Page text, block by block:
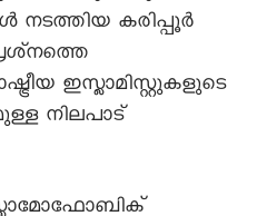
നടത്തിയ കരിപ്പൂർ
ഇസ്ലാമിസ്റ്റുകളുടെ
നിലപാട്